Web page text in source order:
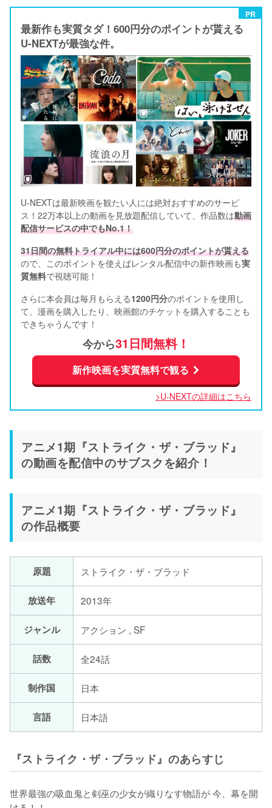
PR
最新作も実質タダ！600円分のポイントが貰える
U-NEXTが最強な件。
U-NEXTは最新映画を観たい人には絶対おすすめのサービ
ス！22万本以上の動画を見放題配信していて、作品数は動画
配信サービスの中でもNo.1！
31日間の無料トライアル中には600円分のポイントが貰える
ので、このポイントを使えばレンタル配信中の新作映画も実
質無料で視聴可能！
さらに本会員は毎月もらえる1200円分のポイントを使用し
て、漫画を購入したり、映画館のチケットを購入することも
できちゃうんです！
今から31日間無料！
新作映画を実質無料で観る
>U-NEXTの詳細はこちら
アニメ1期『ストライク・ザ・ブラッド』
の動画を配信中のサブスクを紹介！
アニメ1期『ストライク・ザ・ブラッド』
の作品概要
原題 ストライク・ザ・ブラッド
放送年 2013年
ジャンル アクション , SF
話数 全24話
制作国 日本
言語 日本語
『ストライク・ザ・ブラッド』のあらすじ
世界最強の吸血鬼と剣巫の少女が織りなす物語が 今、幕を開